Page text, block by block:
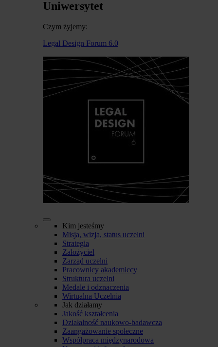
Uniwersytet
Czym żyjemy:
Legal Design Forum 6.0
Kim jesteśmy
Misja, wizja, status uczelni
Strategia
Założyciel
Zarząd uczelni
Pracownicy akademiccy
Struktura uczelni
Medale i odznaczenia
Wirtualna Uczelnia
Jak działamy
Jakość kształcenia
Działalność naukowo-badawcza
Zaangażowanie społeczne
Współpraca międzynarodowa